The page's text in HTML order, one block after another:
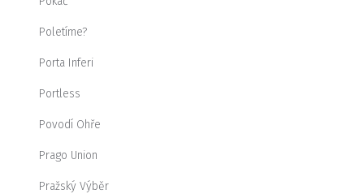
Poletíme?
Porta Inferi
Portless
Povodí Ohře
Prago Union
Pražský Výběr